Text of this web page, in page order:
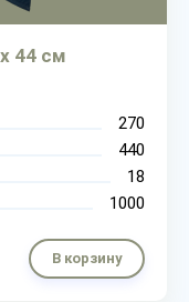
44 см
270
440
18
1000
В корзину